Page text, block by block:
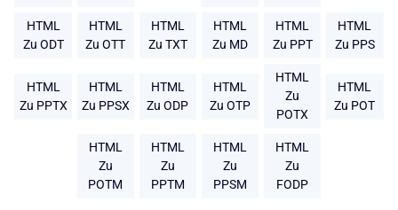
HTML
Zu ODT
HTML
Zu OTT
HTML
Zu TXT
HTML
Zu MD
HTML
Zu PPT
HTML
Zu PPS
HTML
Zu PPTX
HTML
Zu PPSX
HTML
Zu ODP
HTML
Zu OTP
HTML
Zu
POTX
HTML
Zu POT
HTML
Zu
POTM
HTML
Zu
PPTM
HTML
Zu
PPSM
HTML
Zu
FODP